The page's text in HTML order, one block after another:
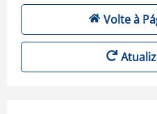
Volte à